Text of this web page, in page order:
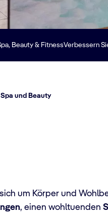
Beauty & FitnessVerbessern
Spa und Beauty
um Körper und
, einen wohltuenden